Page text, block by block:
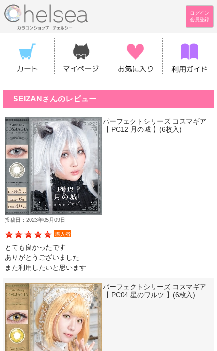
ログイン
会員登録
SEIZANさんのレビュー
パーフェクトシリーズ コスマギア
【 PC12 月の城 】(6枚入)
投稿日：2023年05月09日
購入者
とても良かったです
ありがとうございました
また利用したいと思います
パーフェクトシリーズ コスマギア
【 PC04 星のワルツ 】(6枚入)